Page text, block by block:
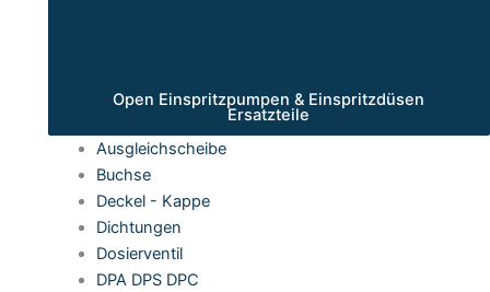
Open Einspritzpumpen & Einspritzdüsen
Ersatzteile
Ausgleichscheibe
Buchse
Deckel - Kappe
Dichtungen
Dosierventil
DPA DPS DPC